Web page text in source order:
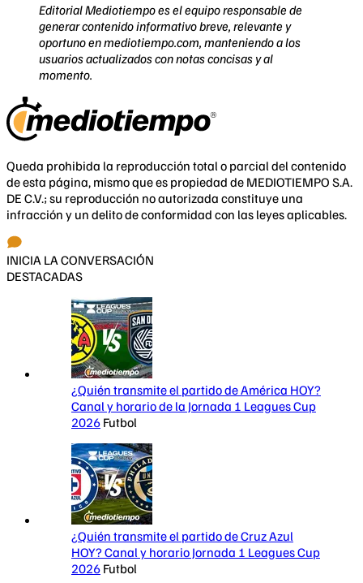
Editorial Mediotiempo es el equipo responsable de
generar contenido informativo breve, relevante y
oportuno en mediotiempo.com, manteniendo a los
usuarios actualizados con notas concisas y al
momento.
Queda prohibida la reproducción total o parcial del contenido
de esta página, mismo que es propiedad de MEDIOTIEMPO S.A.
DE C.V.; su reproducción no autorizada constituye una
infracción y un delito de conformidad con las leyes aplicables.
INICIA LA CONVERSACIÓN
DESTACADAS
¿Quién transmite el partido de América HOY?
Canal y horario de la Jornada 1 Leagues Cup
2026 Futbol
¿Quién transmite el partido de Cruz Azul
HOY? Canal y horario Jornada 1 Leagues Cup
2026 Futbol